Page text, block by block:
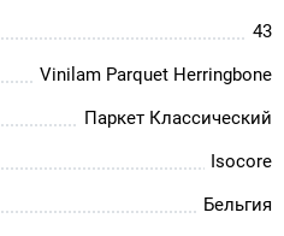
43
Vinilam Parquet Herringbone
Паркет Классический
Isocore
Бельгия